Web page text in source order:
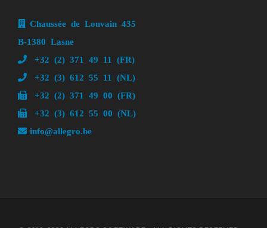
Chaussée de Louvain 435
B-1380 Lasne
+32 (2) 371 49 11 (FR)
+32 (3) 612 55 11 (NL)
+32 (2) 371 49 00 (FR)
+32 (3) 612 55 00 (NL)
info@allegro.be